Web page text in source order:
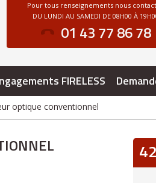
Pour tous renseignements nous
DU LUNDI AU SAMEDI DE 08H00 À
01 43 77 86 78
FIRELESS
optique conventionnel